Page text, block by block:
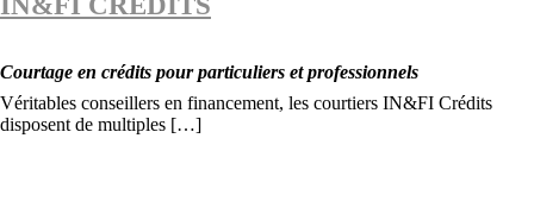
Courtage en crédits pour particuliers et professionnels
Véritables conseillers en financement, les courtiers IN&FI Crédits
disposent de multiples […]